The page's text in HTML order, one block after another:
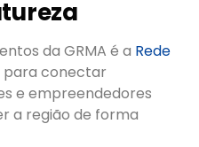
da GRMA é a Rede
para conectar
e empreendedores
a região de forma